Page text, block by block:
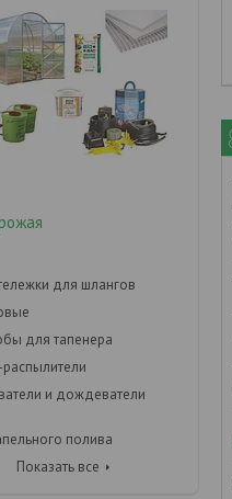
для шлангов
для тапенера
и дождеватели
полива
Показать все